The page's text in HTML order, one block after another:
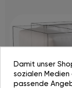
Damit unser
sozialen
passende